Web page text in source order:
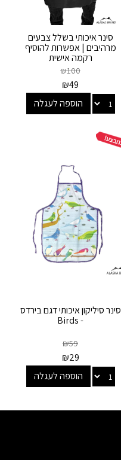
סינר איכותי בשלל צבעים
מרהיבים | אפשרות להוסיף
רקמה אישית
₪100
₪49
הוספה לעגלה
סינר סיליקון איכותי דגם בירדס
- Birds
₪59
₪29
הוספה לעגלה